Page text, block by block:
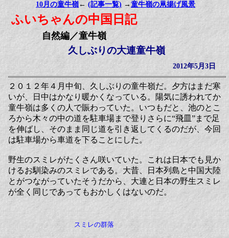
10月の童牛嶺 ← (記事一覧) →童牛嶺の凧揚げ風景
ふいちゃんの中国日記
自然編／童牛嶺
久しぶりの大連童牛嶺
2012年5月3日
２０１２年４月中旬、久しぶりの童牛嶺だ。夕方はまだ寒
いが、日中はかなり暖かくなっている。陽気に誘われてか
童牛嶺は多くの人で賑わっていた。いつもだと、池のとこ
ろから木々の中の道を駐車場まで登りさらに“飛皿”まで足
を伸ばし、そのまま同じ道を引き返してくるのだが、今回
は駐車場から車道を下ることにした。
野生のスミレがたくさん咲いていた。これは日本でも見か
けるお馴染みのスミレである。大昔、日本列島と中国大陸
とがつながっていたそうだから、大連と日本の野生スミレ
が全く同じであってもおかしくはないのだ。
スミレの群落